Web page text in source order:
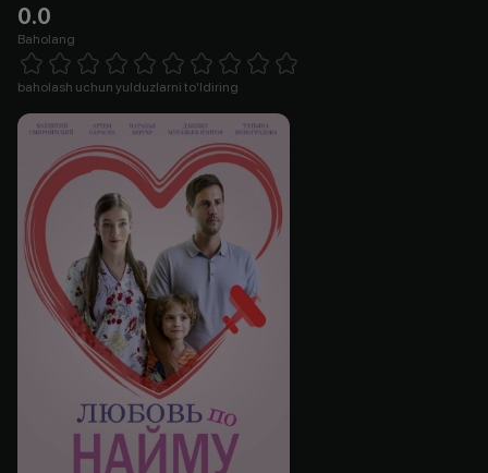
0.0
Baholang
1 Star 2 Stars 3 Stars 4 Stars5 Stars 6 Stars7 Stars8 Stars
baholash uchun yulduzlarni to'ldiring